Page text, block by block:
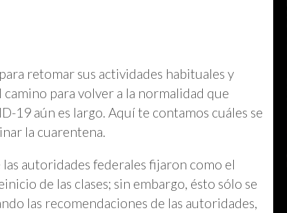
retomar sus actividades habituales y
para volver a la normalidad que
19 aún es largo. Aquí te contamos cuáles se
la cuarentena.
autoridades federales fijaron como el
de las clases; sin embargo, ésto sólo se
las recomendaciones de las autoridades,